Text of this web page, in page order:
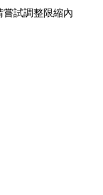
試調整限縮內